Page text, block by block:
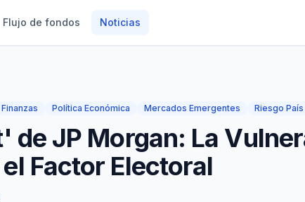
Flujo de fondos Noticias
Finanzas Política Económica Mercados Emergentes Riesgo País
de JP Morgan: La
Factor Electoral